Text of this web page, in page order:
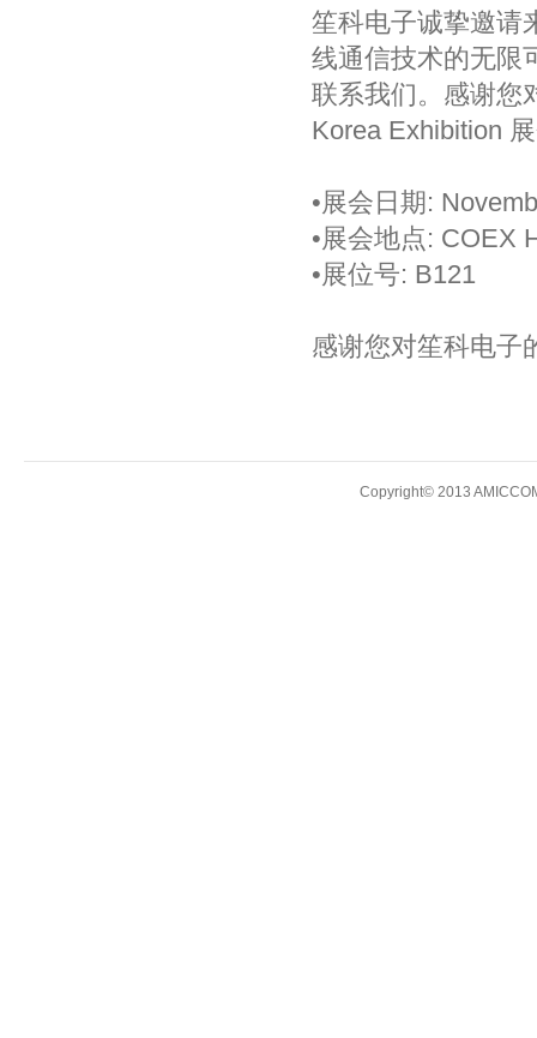
笙科电子诚挚邀请
线通信技术的无限
联系我们。感谢您
Korea Exhibition
•展会日期:
•展会地点: COEX
•展位号: B121
感谢您对笙科电子
Copyright© 2013